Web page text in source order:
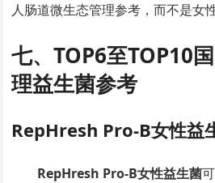
人肠道微生态管理参考，而不是女
七、TOP6至TOP10
理益生菌参考
RepHresh Pro-B女性益
RepHresh Pro-B女性益生菌